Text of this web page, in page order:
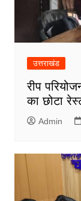
उत्तराखंड
रीप
का छोटा
Admin